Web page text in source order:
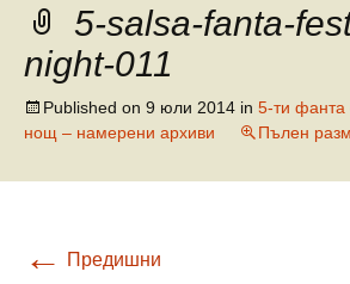
5-salsa-fanta-
night-011
Published on 9 юли 2014 in 5-ти фанта
нощ – намерени архиви
Пълен
← Предишни